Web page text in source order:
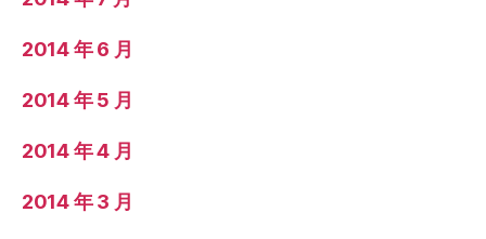
2014 年 6 月
2014 年 5 月
2014 年 4 月
2014 年 3 月